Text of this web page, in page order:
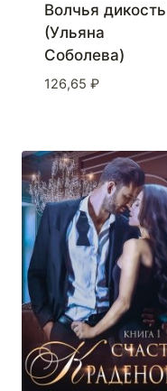
Волчья дикость
(Ульяна
Соболева)
126,65 ₽